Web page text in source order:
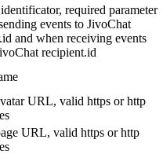
required parameter
events to JivoChat
and when receiving events
recipient.id
URL, valid https or http
URL, valid https or http